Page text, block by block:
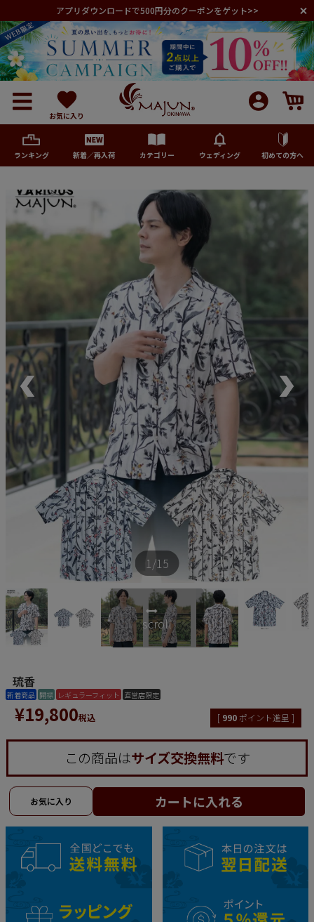
アプリダウンロードで500円分のクーポンをゲット>>
お気に入り
ランキング 新着／再入荷 カテゴリー ウェディング 初めての方へ
メンズ
レディース
ランキング
新商品
再入荷商品
アウトレット
サイズから探す
レーベルから探す
1 /15
scroll
琉香
新着商品 開襟 レギュラーフィット 直営店限定
¥19,800税込 [ 990 ポイント進呈 ]
この商品はサイズ交換無料です
カートに入れる